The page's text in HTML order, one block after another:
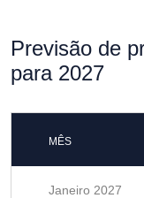
Previsão de
para 2027
MÊS
Janeiro 2027